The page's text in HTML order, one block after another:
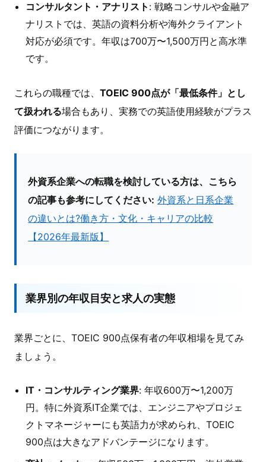
コンサルタント・アナリスト : 戦略コンサルや金融ア
ナリストでは、英語の資料分析や海外クライアント
対応が必須です。年収は700万〜1,500万円と高水準
です。
これらの職種では、 TOEIC 900点が「最低条件」とし
て扱われる場合もあり、実務での英語使用経験がプラス
評価につながります。
外資系企業への転職を検討している方は、こちら
の記事も参考にしてください: 外資系と日系企業
の違いとは?働き方・文化・キャリアの比較
【2026年最新版】
業界別の年収目安と求人の実態
業界ごとに、TOEIC 900点保有者の年収相場を見てみ
ましょう。
IT・コンサルティング業界: 年収600万〜1,200万
円。特に外資系IT企業では、エンジニアやプロジェ
クトマネージャーにも英語力が求められ、TOEIC
900点は大きなアドバンテージになります。